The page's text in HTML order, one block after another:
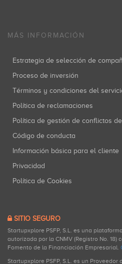
MÁS INFORMACIÓN
Estrategia de selección de
Proceso de inversión
Términos y condiciones del
Política de reclamaciones
Política de gestión de conflictos
Código de conducta
Información básica para el cliente
Privacidad
Política de Cookies
SITIO SEGURO
Startupxplore PSFP, S.L. es una
autorizada por la CNMV (Registro No. 18)
Fomento de la Financiación Empresarial.
Startupxplore PSFP, S.L. es un